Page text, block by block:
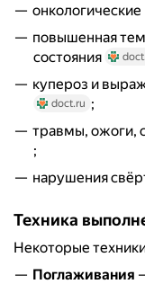
повышенная
состояния
купероз и
doct.ru ;
травмы, ожоги,
;
нарушения
Техника
Некоторые
Поглаживания